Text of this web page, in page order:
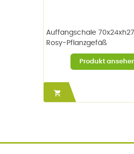
Auffangschale
Rosy-Pflanzgefäß
